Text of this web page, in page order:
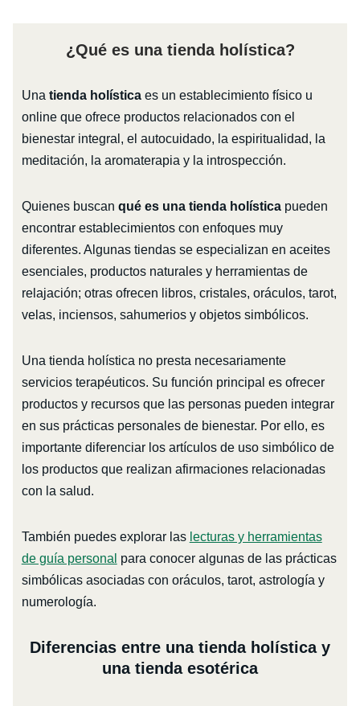
¿Qué es una tienda holística?
Una tienda holísticaes un establecimiento físico u
online que ofrece productos relacionados con el
bienestar integral, el autocuidado, la espiritualidad, la
meditación, la aromaterapia y la introspección.
Quienes buscan qué es una tienda holísticapueden
encontrar establecimientos con enfoques muy
diferentes. Algunas tiendas se especializan en aceites
esenciales, productos naturales y herramientas de
relajación; otras ofrecen libros, cristales, oráculos, tarot,
velas, inciensos, sahumerios y objetos simbólicos.
Una tienda holística no presta necesariamente
servicios terapéuticos. Su función principal es ofrecer
productos y recursos que las personas pueden integrar
en sus prácticas personales de bienestar. Por ello, es
importante diferenciar los artículos de uso simbólico de
los productos que realizan afirmaciones relacionadas
con la salud.
También puedes explorar las lecturas y herramientas
de guía personal para conocer algunas de las prácticas
simbólicas asociadas con oráculos, tarot, astrología y
numerología.
Diferencias entre una tienda holística y
una tienda esotérica